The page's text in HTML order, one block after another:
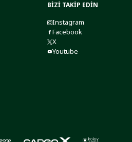
BİZİ TAKİP EDİN
Instagram
Facebook
X
Youtube